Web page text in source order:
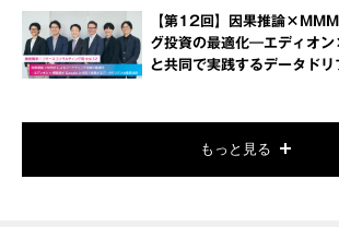
【第12回】因果推論
グ投資の最適化―エディオ
と共同で実践するデータド
もっと見る